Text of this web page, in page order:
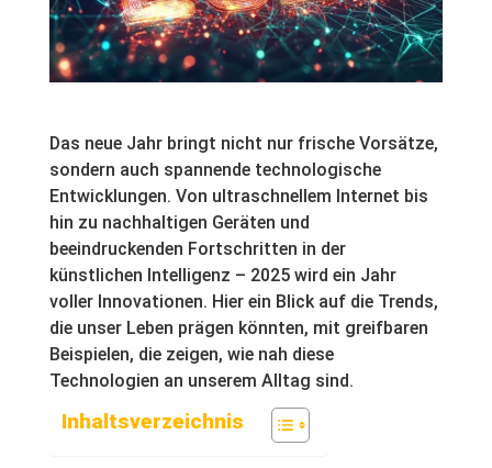
Das neue Jahr bringt nicht nur frische Vorsätze,
sondern auch spannende technologische
Entwicklungen. Von ultraschnellem Internet bis
hin zu nachhaltigen Geräten und
beeindruckenden Fortschritten in der
künstlichen Intelligenz – 2025 wird ein Jahr
voller Innovationen. Hier ein Blick auf die Trends,
die unser Leben prägen könnten, mit greifbaren
Beispielen, die zeigen, wie nah diese
Technologien an unserem Alltag sind.
Inhaltsverzeichnis